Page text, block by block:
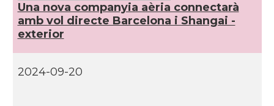
Una nova companyia aèria connectarà
amb vol directe Barcelona i Shangai -
exterior
2024-09-20